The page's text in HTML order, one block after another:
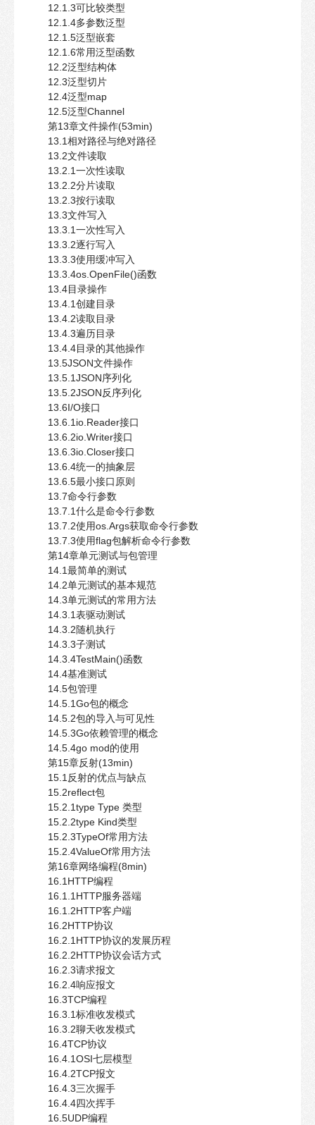
12.1.3可比较类型
12.1.4多参数泛型
12.1.5泛型嵌套
12.1.6常用泛型函数
12.2泛型结构体
12.3泛型切片
12.4泛型map
12.5泛型Channel
第13章文件操作(53min)
13.1相对路径与绝对路径
13.2文件读取
13.2.1一次性读取
13.2.2分片读取
13.2.3按行读取
13.3文件写入
13.3.1一次性写入
13.3.2逐行写入
13.3.3使用缓冲写入
13.3.4os.OpenFile()函数
13.4目录操作
13.4.1创建目录
13.4.2读取目录
13.4.3遍历目录
13.4.4目录的其他操作
13.5JSON文件操作
13.5.1JSON序列化
13.5.2JSON反序列化
13.6I/O接口
13.6.1io.Reader接口
13.6.2io.Writer接口
13.6.3io.Closer接口
13.6.4统一的抽象层
13.6.5最小接口原则
13.7命令行参数
13.7.1什么是命令行参数
13.7.2使用os.Args获取命令行参数
13.7.3使用flag包解析命令行参数
第14章单元测试与包管理
14.1最简单的测试
14.2单元测试的基本规范
14.3单元测试的常用方法
14.3.1表驱动测试
14.3.2随机执行
14.3.3子测试
14.3.4TestMain()函数
14.4基准测试
14.5包管理
14.5.1Go包的概念
14.5.2包的导入与可见性
14.5.3Go依赖管理的概念
14.5.4go mod的使用
第15章反射(13min)
15.1反射的优点与缺点
15.2reflect包
15.2.1type Type 类型
15.2.2type Kind类型
15.2.3TypeOf常用方法
15.2.4ValueOf常用方法
第16章网络编程(8min)
16.1HTTP编程
16.1.1HTTP服务器端
16.1.2HTTP客户端
16.2HTTP协议
16.2.1HTTP协议的发展历程
16.2.2HTTP协议会话方式
16.2.3请求报文
16.2.4响应报文
16.3TCP编程
16.3.1标准收发模式
16.3.2聊天收发模式
16.4TCP协议
16.4.1OSI七层模型
16.4.2TCP报文
16.4.3三次握手
16.4.4四次挥手
16.5UDP编程